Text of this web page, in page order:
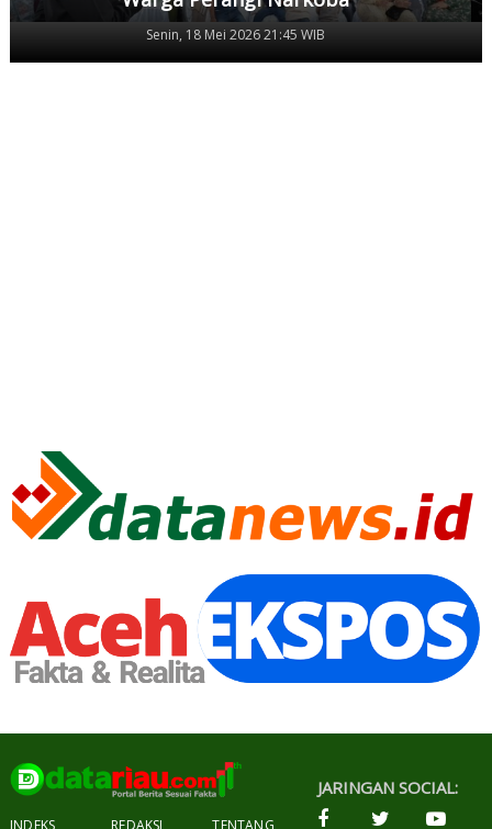
Senin, 18 Mei 2026 21:45 WIB
INDEKS REDAKSI TENTANG
JARINGAN SOCIAL: